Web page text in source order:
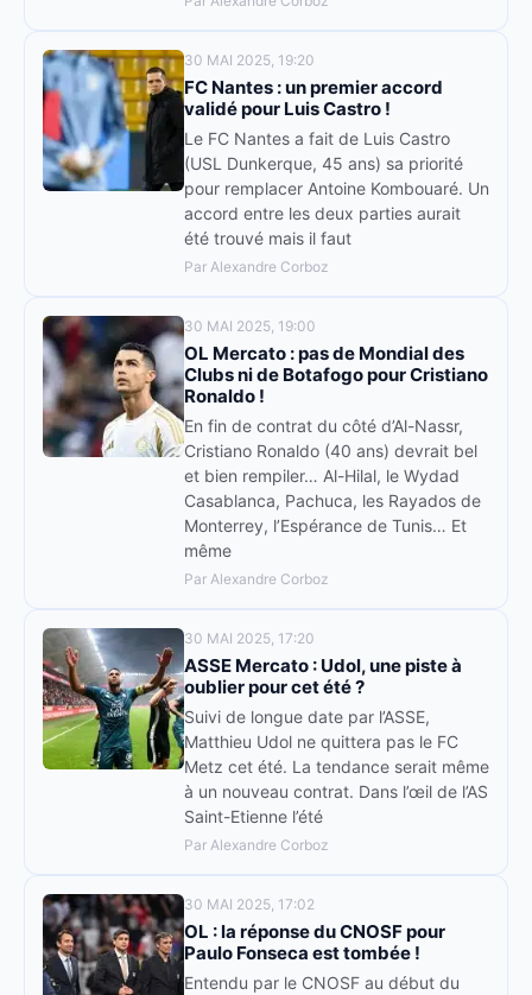
30 MAI 2025, 19:20
FC Nantes : un premier accord
validé pour Luis Castro !
Le FC Nantes a fait de Luis Castro
(USL Dunkerque, 45 ans) sa priorité
pour remplacer Antoine Kombouaré. Un
accord entre les deux parties aurait
été trouvé mais il faut
Par Alexandre Corboz
30 MAI 2025, 19:00
OL Mercato : pas de Mondial des
Clubs ni de Botafogo pour Cristiano
Ronaldo !
En fin de contrat du côté d’Al-Nassr,
Cristiano Ronaldo (40 ans) devrait bel
et bien rempiler… Al-Hilal, le Wydad
Casablanca, Pachuca, les Rayados de
Monterrey, l’Espérance de Tunis… Et
même
Par Alexandre Corboz
30 MAI 2025, 17:20
ASSE Mercato : Udol, une piste à
oublier pour cet été ?
Suivi de longue date par l’ASSE,
Matthieu Udol ne quittera pas le FC
Metz cet été. La tendance serait même
à un nouveau contrat. Dans l’œil de l’AS
Saint-Etienne l’été
Par Alexandre Corboz
30 MAI 2025, 17:02
OL : la réponse du CNOSF pour
Paulo Fonseca est tombée !
Entendu par le CNOSF au début du